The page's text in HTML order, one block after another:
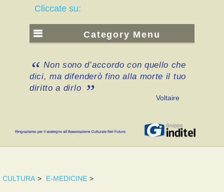
Cliccate su:
Category Menu
Non sono d’accordo con quello che
dici, ma difenderò fino alla morte il tuo
diritto a dirlo
Voltaire
CULTURA > E-MEDICINE >